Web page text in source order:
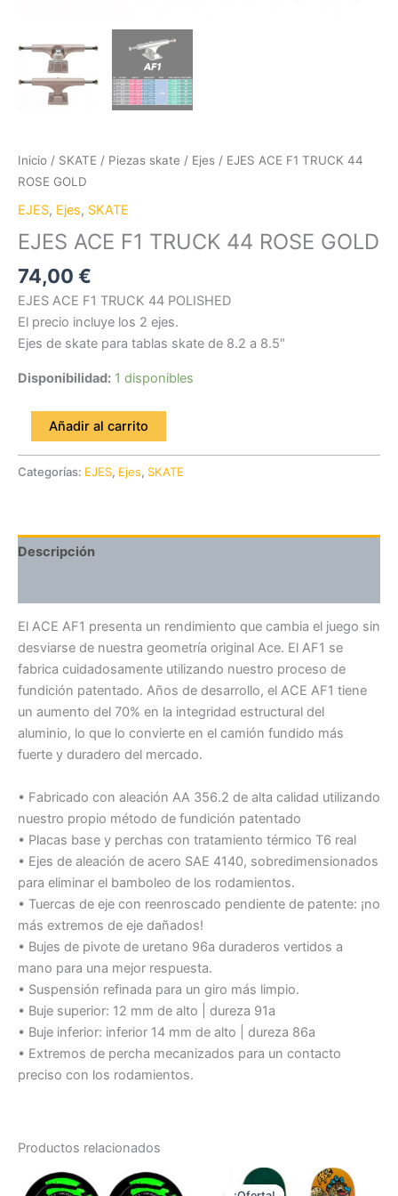
Inicio / SKATE / Piezas skate / Ejes / EJES ACE F1 TRUCK 44
ROSE GOLD
EJES, Ejes, SKATE
EJES ACE F1 TRUCK 44 ROSE GOLD
74,00 €
EJES ACE F1 TRUCK 44 POLISHED
El precio incluye los 2 ejes.
Ejes de skate para tablas skate de 8.2 a 8.5″
Disponibilidad: 1 disponibles
Añadir al carrito
Categorías: EJES, Ejes, SKATE
Descripción
El ACE AF1 presenta un rendimiento que cambia el juego sin
desviarse de nuestra geometría original Ace. El AF1 se
fabrica cuidadosamente utilizando nuestro proceso de
fundición patentado. Años de desarrollo, el ACE AF1 tiene
un aumento del 70% en la integridad estructural del
aluminio, lo que lo convierte en el camión fundido más
fuerte y duradero del mercado.
• Fabricado con aleación AA 356.2 de alta calidad utilizando
nuestro propio método de fundición patentado
• Placas base y perchas con tratamiento térmico T6 real
• Ejes de aleación de acero SAE 4140, sobredimensionados
para eliminar el bamboleo de los rodamientos.
• Tuercas de eje con reenroscado pendiente de patente: ¡no
más extremos de eje dañados!
• Bujes de pivote de uretano 96a duraderos vertidos a
mano para una mejor respuesta.
• Suspensión refinada para un giro más limpio.
• Buje superior: 12 mm de alto | dureza 91a
• Buje inferior: inferior 14 mm de alto | dureza 86a
• Extremos de percha mecanizados para un contacto
preciso con los rodamientos.
Productos relacionados
El
precio
precio